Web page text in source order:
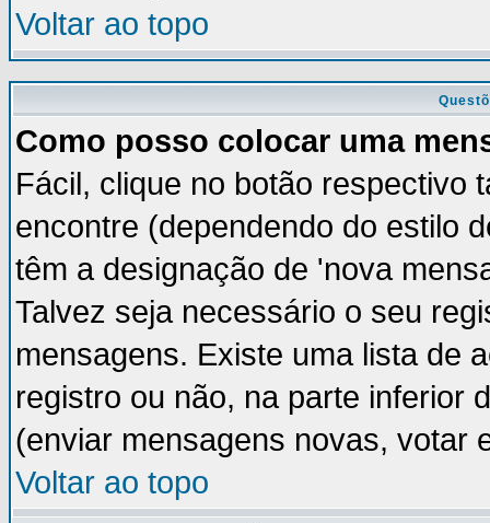
Voltar ao topo
Como posso colocar uma
Fácil, clique no botão respectivo
encontre (dependendo do estilo
têm a designação de 'nova
Talvez seja necessário o seu
mensagens. Existe uma lista de
registro ou não, na parte inferior
(enviar mensagens novas, votar
Voltar ao topo